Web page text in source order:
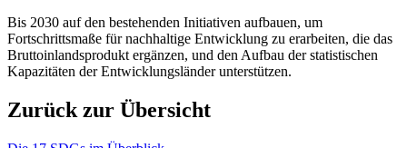
Bis 2030 auf den bestehenden Initiativen aufbauen, um
Fortschrittsmaße für nachhaltige Entwicklung zu erarbeiten, die das
Bruttoinlandsprodukt ergänzen, und den Aufbau der statistischen
Kapazitäten der Entwicklungsländer unterstützen.
Zurück zur Übersicht